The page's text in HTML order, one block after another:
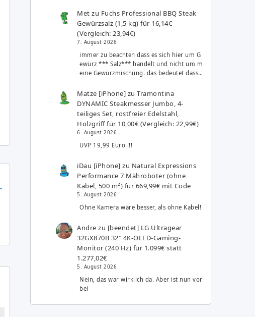
Met zu Fuchs Professional BBQ Steak
Gewürzsalz (1,5 kg) für 16,14€
(Vergleich: 23,94€)
7. August 2026
immer zu beachten dass es sich hier um G
ewürz *** Salz*** handelt und nicht um m
eine Gewürzmischung. das bedeutet dass…
Matze [iPhone] zuTramontina
DYNAMIC Steakmesser Jumbo, 4-
teiliges Set, rostfreier Edelstahl,
Holzgriff für 10,00€ (Vergleich: 22,99€)
6. August 2026
UVP 19,99 Euro !!!
iDau [iPhone] zu Natural Expressions
Performance 7 Mähroboter (ohne
Kabel, 500 m²) für 669,99€ mit Code
5. August 2026
Ohne Kamera wäre besser, als ohne Kabel!
Andre zu [beendet] LG Ultragear
32GX870B 32″ 4K-OLED-Gaming-
Monitor (240 Hz) für 1.099€ statt
1.277,02€
5. August 2026
Nein, das war wirklich da. Aber ist nun vor
bei